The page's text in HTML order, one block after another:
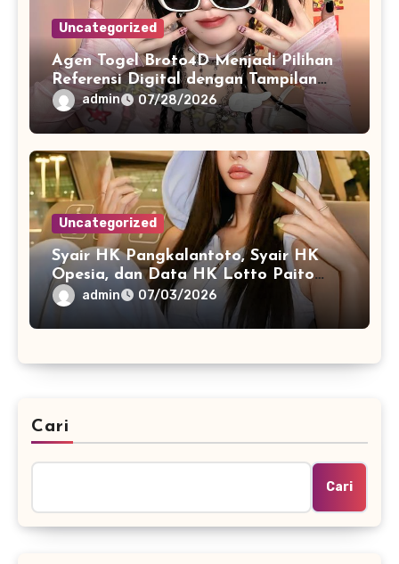
Uncategorized
Agen Togel Broto4D Menjadi Pilihan
Referensi Digital dengan Tampilan
yang Lebih Efisien
admin 07/28/2026
Uncategorized
Syair HK Pangkalantoto, Syair HK
Opesia, dan Data HK Lotto Paito
dalam Satu Pembahasan Lengkap
admin 07/03/2026
Cari
Cari